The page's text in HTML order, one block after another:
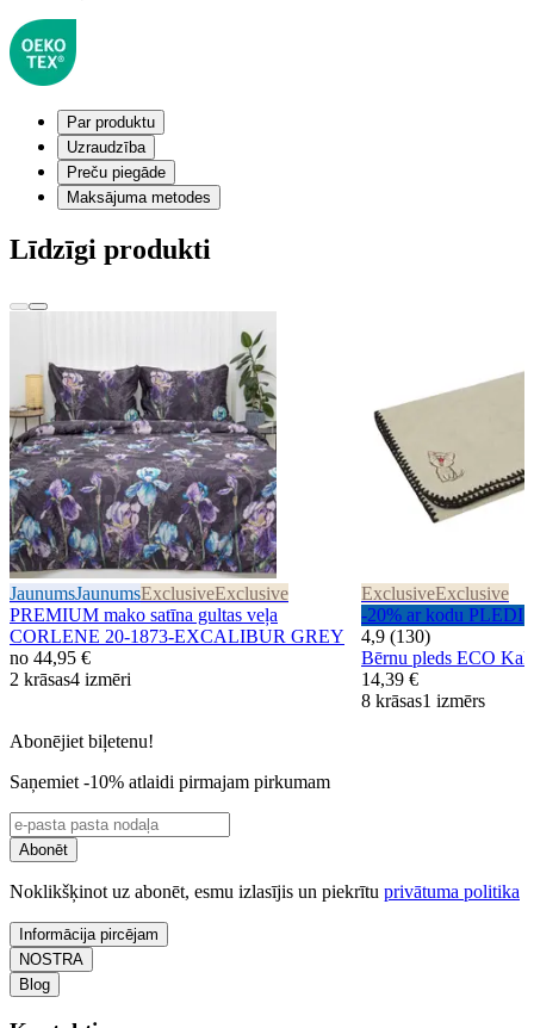
Par produktu
Uzraudzība
Preču piegāde
Maksājuma metodes
Līdzīgi produkti
JaunumsJaunumsExclusiveExclusive
PREMIUM mako satīna gultas veļa
CORLENE 20-1873-EXCALIBUR GREY
no 44,95 €
2 krāsas4 izmēri
ExclusiveExclusive
-20% ar kodu PLEDI
4,9 (130)
Bērnu pleds ECO
14,39 €
8 krāsas1 izmērs
Abonējiet biļetenu!
Saņemiet -10% atlaidi pirmajam pirkumam
Abonēt
Noklikšķinot uz abonēt, esmu izlasījis un piekrītu privātuma politika
Informācija pircējam
NOSTRA
Blog